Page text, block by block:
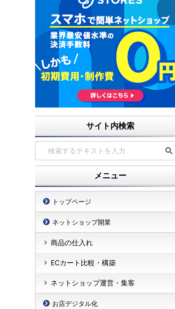
サイト内検索
メニュー
トップページ
ネットショップ開業
商品の仕入れ
ECカート比較・構築
ネットショップ運営・集客
お店デジタル化